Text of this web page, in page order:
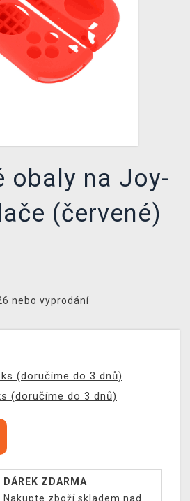
HUB
obaly na Joy-
(červené)
nebo vyprodání
(doručíme do 3 dnů)
(doručíme do 3 dnů)
DÁREK ZDARMA
Nakupte zboží skladem nad